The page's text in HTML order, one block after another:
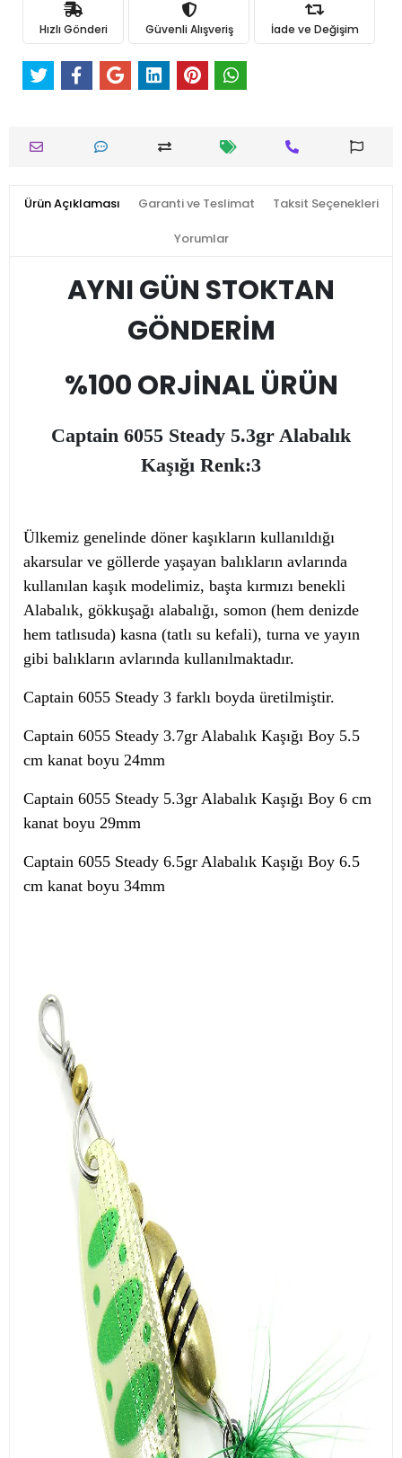
Hızlı Gönderi Güvenli Alışveriş İade ve Değişim
Ürün Açıklaması Garanti ve Teslimat Taksit Seçenekleri
Yorumlar
AYNI GÜN STOKTAN
GÖNDERİM
%100 ORJİNAL ÜRÜN
Captain 6055 Steady 5.3gr Alabalık
Kaşığı Renk:3
Ülkemiz genelinde döner kaşıkların kullanıldığı
akarsular ve göllerde yaşayan balıkların avlarında
kullanılan kaşık modelimiz, başta kırmızı benekli
Alabalık, gökkuşağı alabalığı, somon (hem denizde
hem tatlısuda) kasna (tatlı su kefali), turna ve yayın
gibi balıkların avlarında kullanılmaktadır.
Captain 6055 Steady 3 farklı boyda üretilmiştir.
Captain 6055 Steady 3.7gr Alabalık Kaşığı Boy 5.5
cm kanat boyu 24mm
Captain 6055 Steady 5.3gr Alabalık Kaşığı Boy 6 cm
kanat boyu 29mm
Captain 6055 Steady 6.5gr Alabalık Kaşığı Boy 6.5
cm kanat boyu 34mm